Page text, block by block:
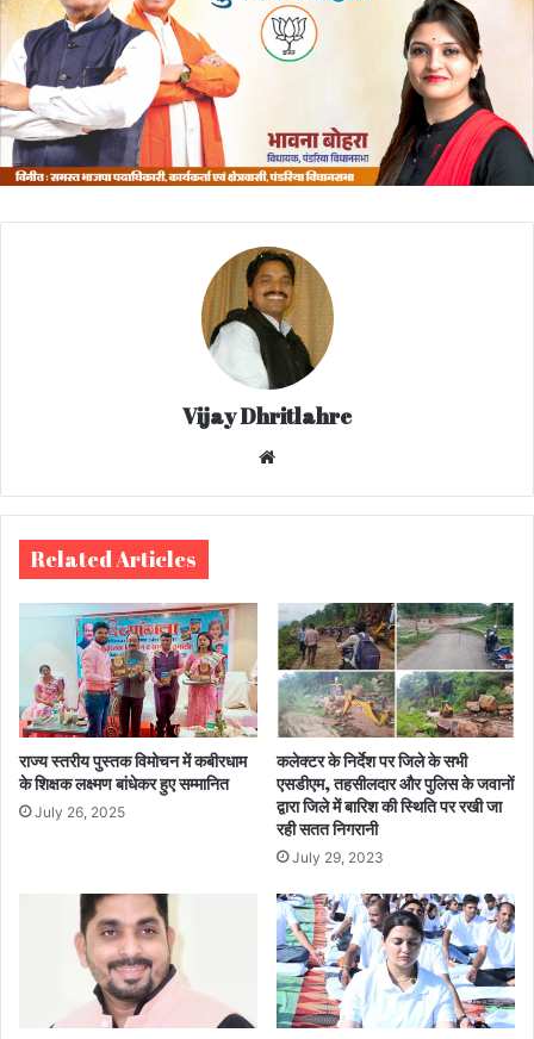
Vijay Dhritlahre
te
Related Articles
राज्य स्तरीय पुस्तक विमोचन में कबीरधाम
के शिक्षक लक्ष्मण बांधेकर हुए सम्मानित
July 26, 2025
कलेक्टर के निर्देश पर जिले के सभी
एसडीएम, तहसीलदार और पुलिस के जवानों
द्वारा जिले में बारिश की स्थिति पर रखी जा
रही सतत निगरानी
July 29, 2023